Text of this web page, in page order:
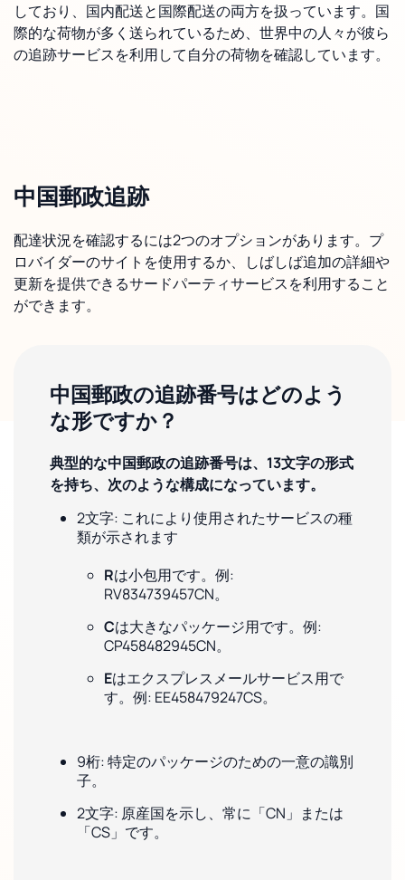
しており、国内配送と国際配送の両方を扱っています。国
際的な荷物が多く送られているため、世界中の人々が彼ら
の追跡サービスを利用して自分の荷物を確認しています。
中国郵政追跡
配達状況を確認するには2つのオプションがあります。プ
ロバイダーのサイトを使用するか、しばしば追加の詳細や
更新を提供できるサードパーティサービスを利用すること
ができます。
中国郵政の追跡番号はどのよう
な形ですか？
典型的な中国郵政の追跡番号は、13文字の形式
を持ち、次のような構成になっています。
2文字: これにより使用されたサービスの種
類が示されます
Rは小包用です。例:
RV834739457CN。
Cは大きなパッケージ用です。例:
CP458482945CN。
Eはエクスプレスメールサービス用で
す。例: EE458479247CS。
9桁: 特定のパッケージのための一意の識別
子。
2文字: 原産国を示し、常に「CN」または
「CS」です。